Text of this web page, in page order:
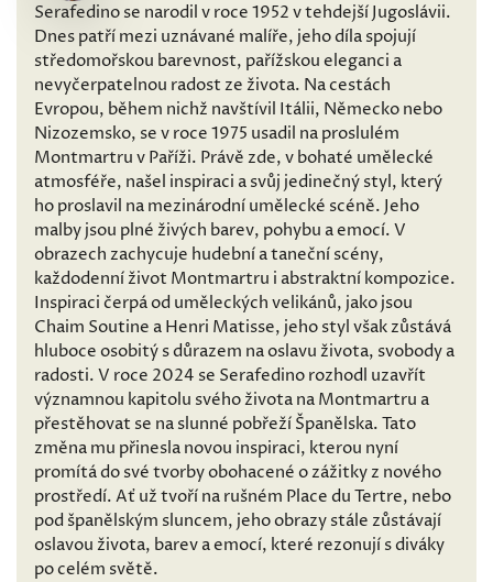
Serafedino se narodil v roce 1952 v tehdejší Jugoslávii.
Dnes patří mezi uznávané malíře, jeho díla spojují
středomořskou barevnost, pařížskou eleganci a
nevyčerpatelnou radost ze života. Na cestách
Evropou, během nichž navštívil Itálii, Německo nebo
Nizozemsko, se v roce 1975 usadil na proslulém
Montmartru v Paříži. Právě zde, v bohaté umělecké
atmosféře, našel inspiraci a svůj jedinečný styl, který
ho proslavil na mezinárodní umělecké scéně. Jeho
malby jsou plné živých barev, pohybu a emocí. V
obrazech zachycuje hudební a taneční scény,
každodenní život Montmartru i abstraktní kompozice.
Inspiraci čerpá od uměleckých velikánů, jako jsou
Chaim Soutine a Henri Matisse, jeho styl však zůstává
hluboce osobitý s důrazem na oslavu života, svobody a
radosti. V roce 2024 se Serafedino rozhodl uzavřít
významnou kapitolu svého života na Montmartru a
přestěhovat se na slunné pobřeží Španělska. Tato
změna mu přinesla novou inspiraci, kterou nyní
promítá do své tvorby obohacené o zážitky z nového
prostředí. Ať už tvoří na rušném Place du Tertre, nebo
pod španělským sluncem, jeho obrazy stále zůstávají
oslavou života, barev a emocí, které rezonují s diváky
po celém světě.